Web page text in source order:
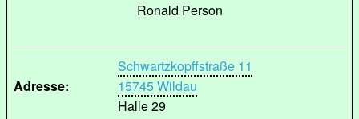
Ronald Person
Adresse:
Schwartzkopffstraße 11
15745 Wildau
Halle 29